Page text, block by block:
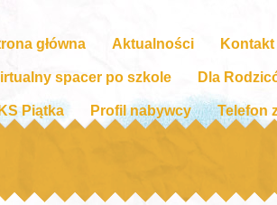
główna Aktualności Kontakt
spacer po szkole Dla
Piątka Profil nabywcy Telefon